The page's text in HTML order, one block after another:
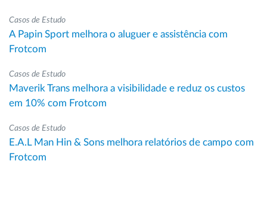
Casos de Estudo
A Papin Sport melhora o aluguer e assistência com
Frotcom
Casos de Estudo
Maverik Trans melhora a visibilidade e reduz os custos
em 10% com Frotcom
Casos de Estudo
E.A.L Man Hin & Sons melhora relatórios de campo com
Frotcom